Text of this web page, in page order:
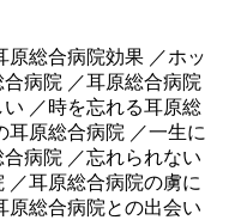
原総合病院効果 ／ホッ
病院 ／耳原総合病院
／時を忘れる耳原総
耳原総合病院 ／一生に
病院 ／忘れられない
／耳原総合病院の虜に
原総合病院との出会い